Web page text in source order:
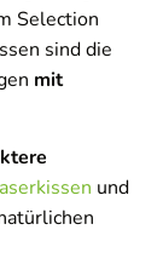
Selection
sind die
mit
und